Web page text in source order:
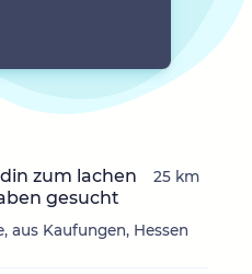
zum lachen
gesucht
aus Kaufungen, Hessen
25 km